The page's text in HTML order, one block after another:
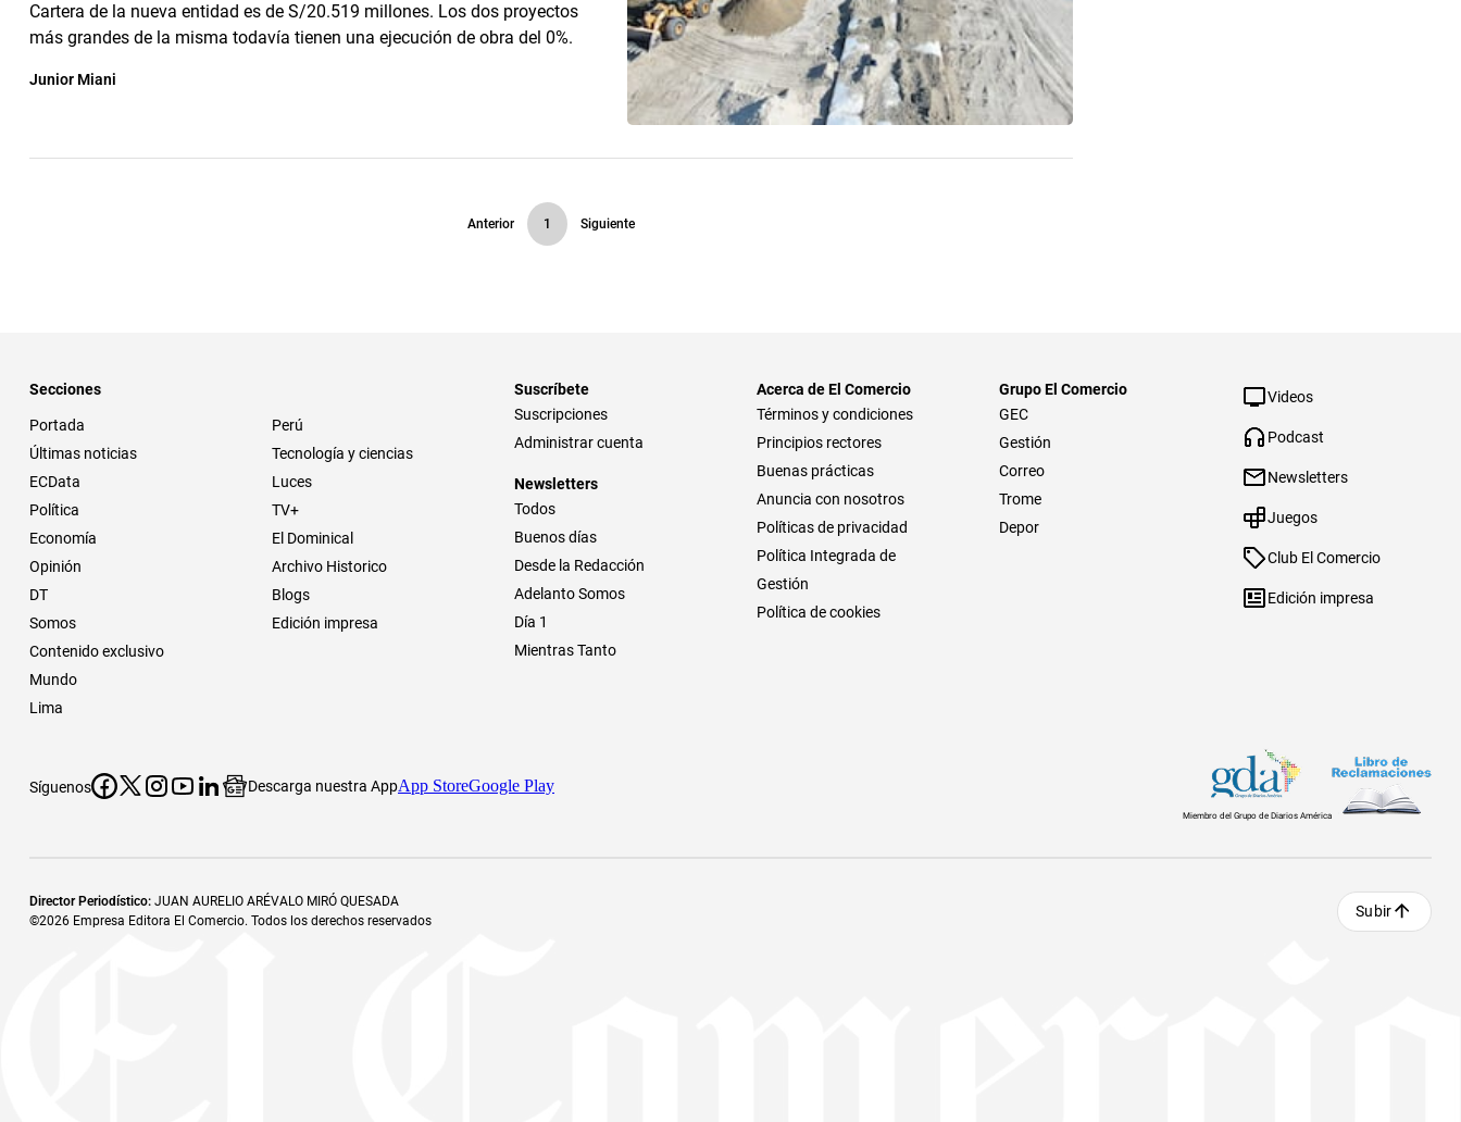
Cartera de la nueva entidad es de S/20.519 millones. Los dos proyectos
más grandes de la misma todavía tienen una ejecución de obra del 0%.
Junior Miani
Anterior 1 Siguiente
Secciones
Portada
Últimas noticias
ECData
Política
Economía
Opinión
DT
Somos
Contenido exclusivo
Mundo
Lima
Perú
Tecnología y ciencias
Luces
TV+
El Dominical
Archivo Historico
Blogs
Edición impresa
Suscríbete
Suscripciones
Administrar cuenta
Newsletters
Todos
Buenos días
Desde la Redacción
Adelanto Somos
Día 1
Mientras Tanto
Acerca de El Comercio
Términos y condiciones
Principios rectores
Buenas prácticas
Anuncia con nosotros
Políticas de privacidad
Política Integrada de
Gestión
Política de cookies
Grupo El Comercio
GEC
Gestión
Correo
Trome
Depor
Videos
Podcast
Newsletters
Juegos
Club El Comercio
Edición impresa
Síguenos Descarga nuestra AppApp StoreGoogle Play
Miembro del Grupo de Diarios América
Director Periodístico: JUAN AURELIO ARÉVALO MIRÓ QUESADA
©2026 Empresa Editora El Comercio. Todos los derechos reservados
Subir